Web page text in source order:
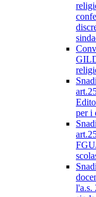
per i
l'a.s.